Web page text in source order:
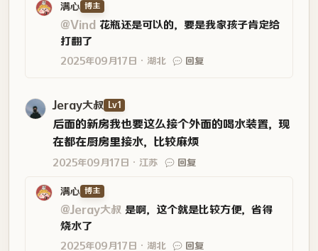
满心 博主
@Vind 花瓶还是可以的，要是我家孩子肯定给
打翻了
2025年09月17日 湖北 回复
Jeray大叔 Lv1
后面的新房我也要这么接个外面的喝水装置，现
在都在厨房里接水，比较麻烦
2025年09月17日 江苏 回复
满心 博主
@Jeray大叔 是啊，这个就是比较方便，省得
烧水了
2025年09月17日 湖北 回复